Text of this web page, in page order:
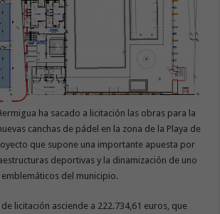
ha sacado a licitación las obras para la
canchas de pádel en la zona de la Playa de
que supone una importante apuesta por
deportivas y la dinamización de uno
del municipio.
licitación asciende a 222.734,61 euros, que